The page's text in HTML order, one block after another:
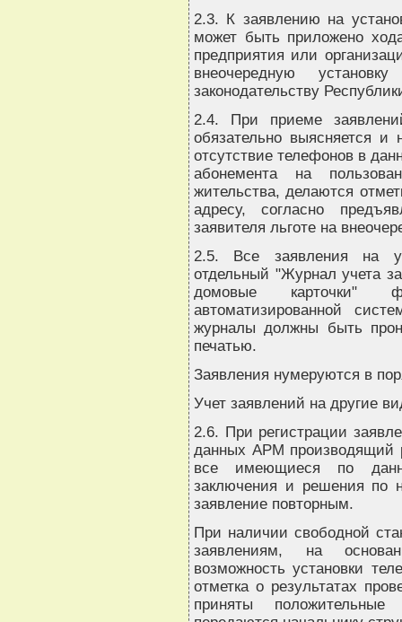
2.3. К заявлению на
может быть приложено
предприятия или
внеочередную
законодательству
2.4. При приеме
обязательно выясняется
отсутствие телефонов в
абонемента на
жительства, делаются
адресу, согласно
заявителя льготе на
2.5. Все заявления на
отдельный "Журнал учета
домовые карточки"
автоматизированной
журналы должны быть
печатью.
Заявления нумеруются в
Учет заявлений на другие
2.6. При регистрации
данных АРМ производящий
все имеющиеся по
заключения и решения по
заявление повторным.
При наличии свободной
заявлениям, на
возможность установки
отметка о результатах
приняты